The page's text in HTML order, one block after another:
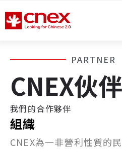
PARTNER
CNEX伙伴
我們的合作夥伴
組織
CNEX為一非營利性質的